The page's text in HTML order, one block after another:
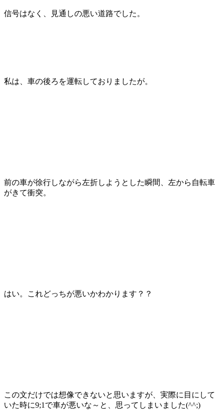
信号はなく、見通しの悪い道路でした。
私は、車の後ろを運転しておりましたが。
前の車が徐行しながら左折しようとした瞬間、左から自転車
がきて衝突。
はい。これどっちが悪いかわかります？？
この文だけでは想像できないと思いますが、実際に目にして
いた時に9;1で車が悪いな～と、思ってしまいました(^^;)